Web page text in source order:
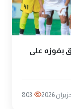
بفوزه على
803